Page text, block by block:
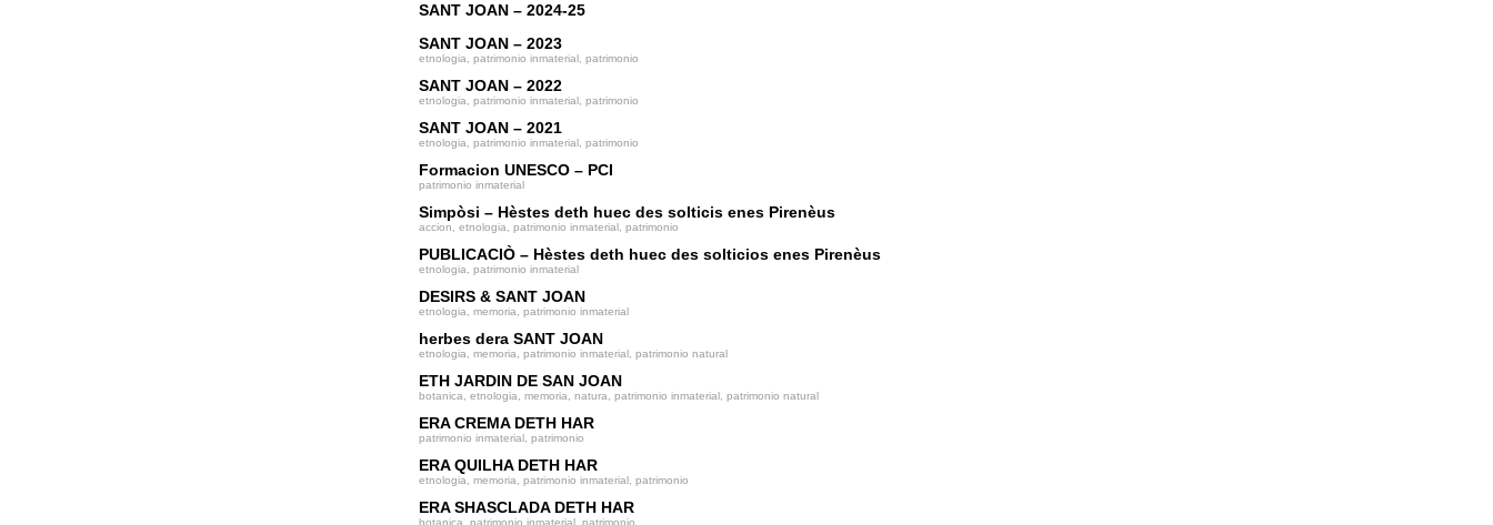
SANT JOAN – 2024-25
SANT JOAN – 2023
etnologia, patrimonio inmaterial, patrimonio
SANT JOAN – 2022
etnologia, patrimonio inmaterial, patrimonio
SANT JOAN – 2021
etnologia, patrimonio inmaterial, patrimonio
Formacion UNESCO – PCI
patrimonio inmaterial
Simpòsi – Hèstes deth huec des solticis enes Pirenèus
accion, etnologia, patrimonio inmaterial, patrimonio
PUBLICACIÒ – Hèstes deth huec des solticios enes Pirenèus
etnologia, patrimonio inmaterial
DESIRS & SANT JOAN
etnologia, memoria, patrimonio inmaterial
herbes dera SANT JOAN
etnologia, memoria, patrimonio inmaterial, patrimonio natural
ETH JARDIN DE SAN JOAN
botanica, etnologia, memoria, natura, patrimonio inmaterial, patrimonio natural
ERA CREMA DETH HAR
patrimonio inmaterial, patrimonio
ERA QUILHA DETH HAR
etnologia, memoria, patrimonio inmaterial, patrimonio
ERA SHASCLADA DETH HAR